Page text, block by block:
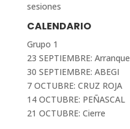
sesiones
CALENDARIO
Grupo 1
23 SEPTIEMBRE: Arranque
30 SEPTIEMBRE: ABEGI
7 OCTUBRE: CRUZ ROJA
14 OCTUBRE: PEÑASCAL
21 OCTUBRE: Cierre